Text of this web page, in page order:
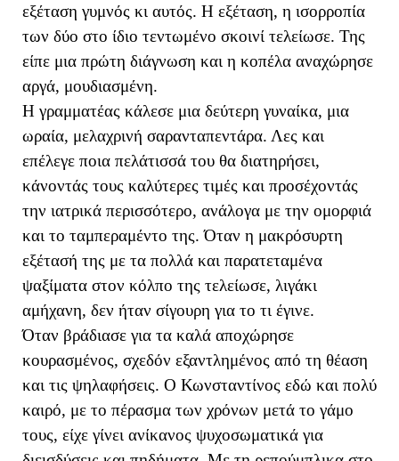
εξέταση γυμνός κι αυτός. Η εξέταση, η ισορροπία
των δύο στο ίδιο τεντωμένο σκοινί τελείωσε. Της
είπε μια πρώτη διάγνωση και η κοπέλα αναχώρησε
αργά, μουδιασμένη.
Η γραμματέας κάλεσε μια δεύτερη γυναίκα, μια
ωραία, μελαχρινή σαρανταπεντάρα. Λες και
επέλεγε ποια πελάτισσά του θα διατηρήσει,
κάνοντάς τους καλύτερες τιμές και προσέχοντάς
την ιατρικά περισσότερο, ανάλογα με την ομορφιά
και το ταμπεραμέντο της. Όταν η μακρόσυρτη
εξέτασή της με τα πολλά και παρατεταμένα
ψαξίματα στον κόλπο της τελείωσε, λιγάκι
αμήχανη, δεν ήταν σίγουρη για το τι έγινε.
Όταν βράδιασε για τα καλά αποχώρησε
κουρασμένος, σχεδόν εξαντλημένος από τη θέαση
και τις ψηλαφήσεις. Ο Κωνσταντίνος εδώ και πολύ
καιρό, με το πέρασμα των χρόνων μετά το γάμο
τους, είχε γίνει ανίκανος ψυχοσωματικά για